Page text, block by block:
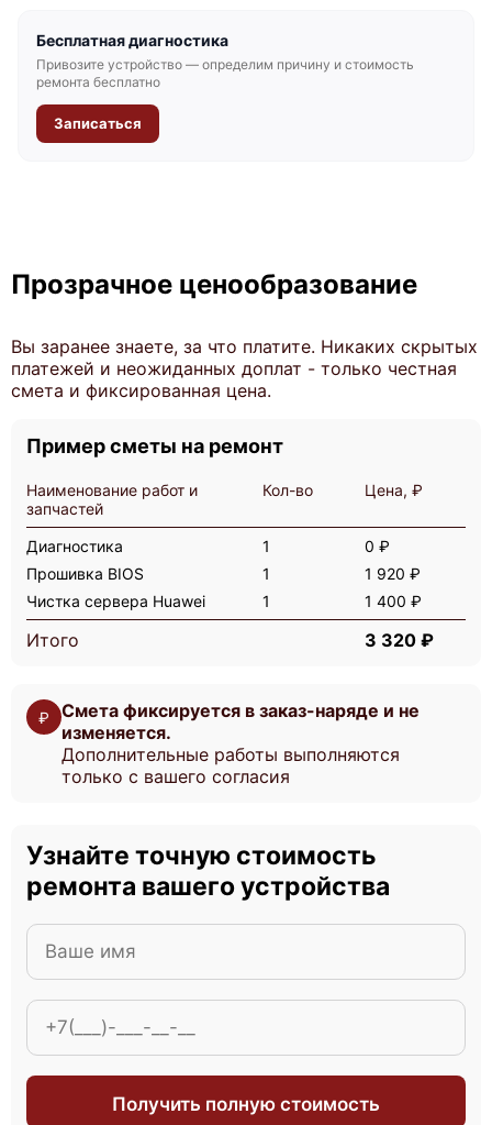
Huawei FusionServer XH628 V3
Huawei FusionServer XH620 V3
Huawei FusionServer XH321 V5
Huawei FusionServer X6800
Бесплатная диагностика
Привозите устройство — определим причину и стоимость
ремонта бесплатно
Записаться
Прозрачное ценообразование
Вы заранее знаете, за что платите. Никаких скрытых
платежей и неожиданных доплат - только честная
смета и фиксированная цена.
Пример сметы на ремонт
Наименование работ и
запчастей
Кол-во Цена, ₽
Диагностика 1
0 ₽
Прошивка BIOS
1
1 920 ₽
Чистка сервера Huawei
1 1 400 ₽
Итого 3 320 ₽
₽
Смета фиксируется в заказ-наряде и не
изменяется.
Дополнительные работы выполняются
только с вашего согласия
Узнайте точную стоимость
ремонта вашего устройства
Получить полную стоимость